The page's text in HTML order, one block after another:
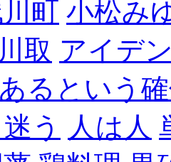
町 小松み
取 アイデ
るという
う 人は人